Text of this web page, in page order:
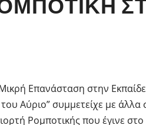
Επανάσταση στην
Αύριο” συμμετείχε με άλλα
Ρομποτικής που έγινε στο